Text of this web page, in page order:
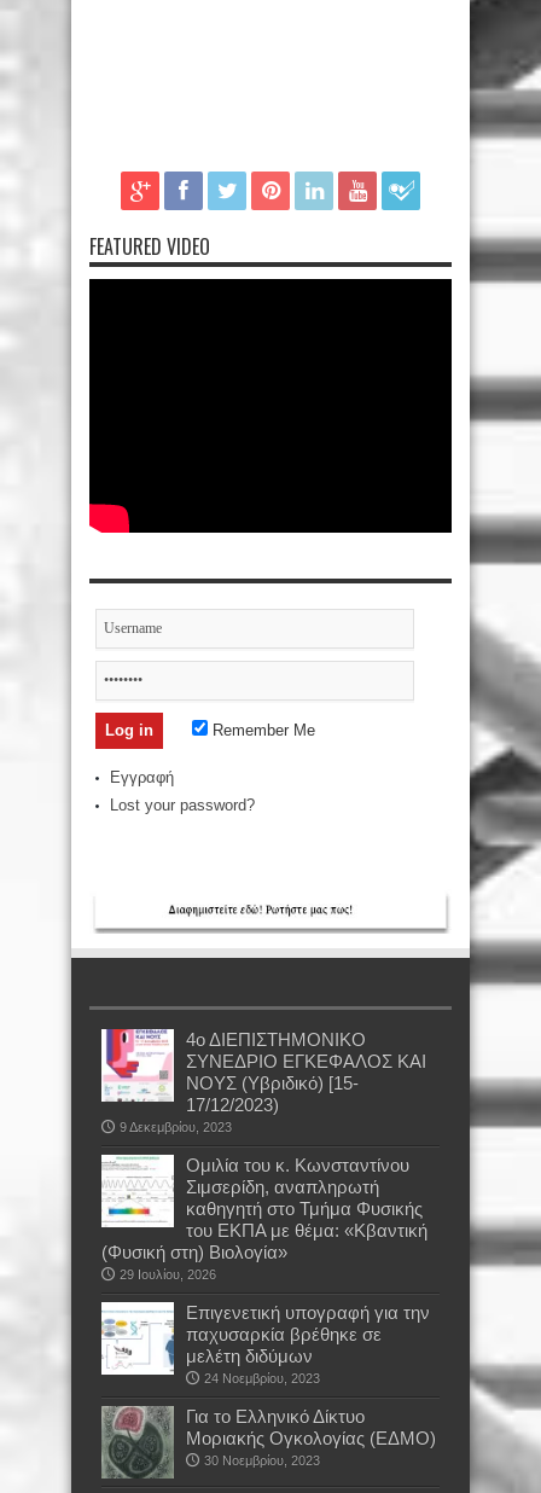
FEATURED VIDEO
Remember Me
Εγγραφή
Lost your password?
4ο ΔΙΕΠΙΣΤΗΜΟΝΙΚΟ
ΣΥΝΕΔΡΙΟ ΕΓΚΕΦΑΛΟΣ ΚΑΙ
ΝΟΥΣ (Υβριδικό) [15-
17/12/2023)
9 Δεκεμβρίου, 2023
Oμιλία του κ. Κωνσταντίνου
Σιμσερίδη, αναπληρωτή
καθηγητή στο Τμήμα Φυσικής
του ΕΚΠΑ με θέμα: «Κβαντική
(Φυσική στη) Βιολογία»
29 Ιουλίου, 2026
Επιγενετική υπογραφή για την
παχυσαρκία βρέθηκε σε
μελέτη διδύμων
24 Νοεμβρίου, 2023
Για το Ελληνικό Δίκτυο
Μοριακής Ογκολογίας (ΕΔΜΟ)
30 Νοεμβρίου, 2023